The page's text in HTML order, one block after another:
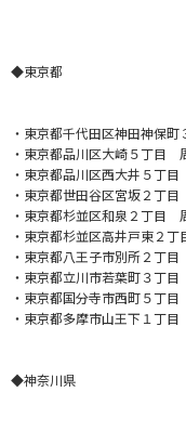
◆東京都
・東京都千代田区神田神保
・東京都品川区大崎５丁目
・東京都品川区西大井５丁
・東京都世田谷区宮坂２丁
・東京都杉並区和泉２丁目
・東京都杉並区高井戸東２
・東京都八王子市別所２丁
・東京都立川市若葉町３丁
・東京都国分寺市西町５丁
・東京都多摩市山王下１丁
◆神奈川県